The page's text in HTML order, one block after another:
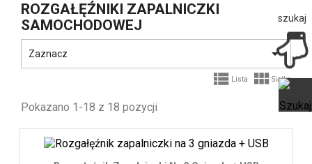
ROZGAŁĘŹNIKI ZAPALNICZKI
SAMOCHODOWEJ
Zaznacz 
 Lista  Siatka
Pokazano 1-18 z 18 pozycji
szukaj